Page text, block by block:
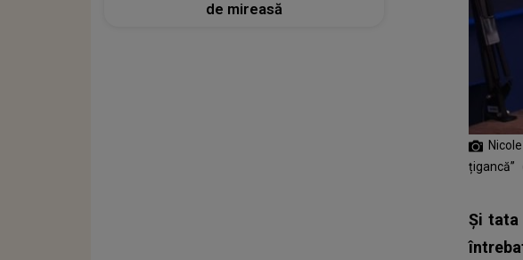
țigancă”
Și tata
de mireasă